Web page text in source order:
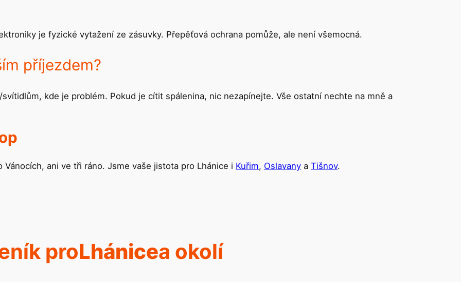
je fyzické vytažení ze zásuvky. Přepěťová ochrana pomůže, ale není všemocná.
příjezdem?
kde je problém. Pokud je cítit spálenina, nic nezapínejte. Vše ostatní nechte na mně a
ani ve tři ráno. Jsme vaše jistota pro Lhánice i Kuřim, Oslavany a Tišnov.
proLhánicea okolí